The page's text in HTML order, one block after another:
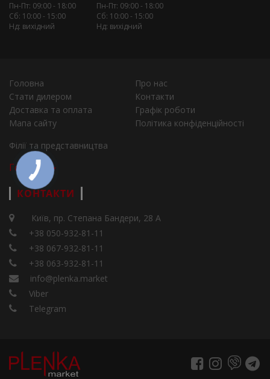
Пн-Пт: 09:00 - 18:00
Сб: 10:00 - 15:00
Нд: вихідний
Пн-Пт: 09:00 - 18:00
Сб: 10:00 - 15:00
Нд: вихідний
Головна
Про нас
Стати дилером
Контакти
Доставка та оплата
Графік роботи
Мапа сайту
Політика конфіденційності
Філії та представництва
Города
КОНТАКТИ
Київ, пр. Степана Бандери, 28 А
+38 050-932-81-11
+38 067-932-81-11
+38 063-932-81-11
info@plenka.market
Viber
Telegram